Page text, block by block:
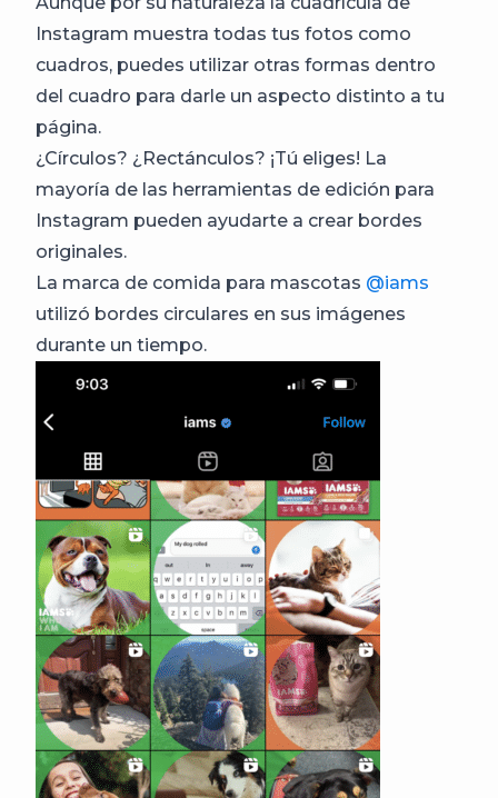
Instagram muestra todas tus fotos como
cuadros, puedes utilizar otras formas dentro
del cuadro para darle un aspecto distinto a tu
página.
¿Círculos? ¿Rectánculos? ¡Tú eliges! La
mayoría de las herramientas de edición para
Instagram pueden ayudarte a crear bordes
originales.
La marca de comida para mascotas @iams
utilizó bordes circulares en sus imágenes
durante un tiempo.